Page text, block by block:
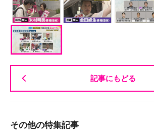
記事にもどる
その他の特集記事